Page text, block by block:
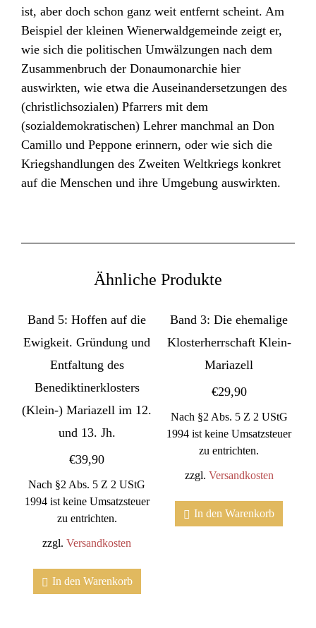
ist, aber doch schon ganz weit entfernt scheint. Am
Beispiel der kleinen Wienerwaldgemeinde zeigt er,
wie sich die politischen Umwälzungen nach dem
Zusammenbruch der Donaumonarchie hier
auswirkten, wie etwa die Auseinandersetzungen des
(christlichsozialen) Pfarrers mit dem
(sozialdemokratischen) Lehrer manchmal an Don
Camillo und Peppone erinnern, oder wie sich die
Kriegshandlungen des Zweiten Weltkriegs konkret
auf die Menschen und ihre Umgebung auswirkten.
Ähnliche Produkte
Band 5: Hoffen auf die
Ewigkeit. Gründung und
Entfaltung des
Benediktinerklosters
(Klein-) Mariazell im 12.
und 13. Jh.
€39,90
Nach §2 Abs. 5 Z 2 UStG
1994 ist keine Umsatzsteuer
zu entrichten.
zzgl.Versandkosten
In den Warenkorb
Band 3: Die ehemalige
Klosterherrschaft Klein-
Mariazell
€29,90
Nach §2 Abs. 5 Z 2 UStG
1994 ist keine Umsatzsteuer
zu entrichten.
zzgl. Versandkosten
In den Warenkorb